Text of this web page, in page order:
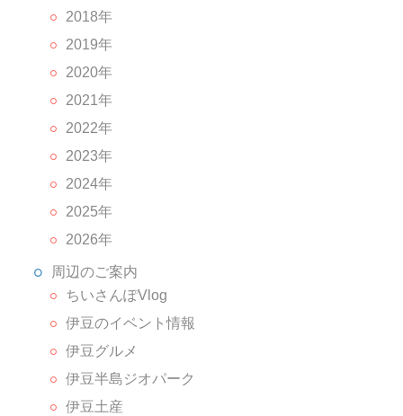
2018年
2019年
2020年
2021年
2022年
2023年
2024年
2025年
2026年
周辺のご案内
ちいさんぽVlog
伊豆のイベント情報
伊豆グルメ
伊豆半島ジオパーク
伊豆土産